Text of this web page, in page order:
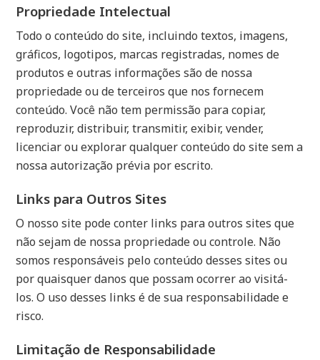
Propriedade Intelectual
Todo o conteúdo do site, incluindo textos, imagens,
gráficos, logotipos, marcas registradas, nomes de
produtos e outras informações são de nossa
propriedade ou de terceiros que nos fornecem
conteúdo. Você não tem permissão para copiar,
reproduzir, distribuir, transmitir, exibir, vender,
licenciar ou explorar qualquer conteúdo do site sem a
nossa autorização prévia por escrito.
Links para Outros Sites
O nosso site pode conter links para outros sites que
não sejam de nossa propriedade ou controle. Não
somos responsáveis pelo conteúdo desses sites ou
por quaisquer danos que possam ocorrer ao visitá-
los. O uso desses links é de sua responsabilidade e
risco.
Limitação de Responsabilidade